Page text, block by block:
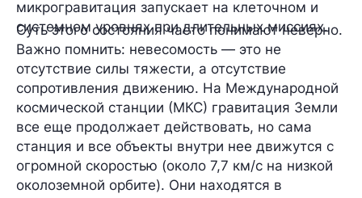
микрогравитация запускает на клеточном и
системном уровнях при длительных миссиях.
Суть этого состояния часто понимают неверно.
Важно помнить: невесомость — это не
отсутствие силы тяжести, а отсутствие
сопротивления движению. На Международной
космической станции (МКС) гравитация Земли
все еще продолжает действовать, но сама
станция и все объекты внутри нее движутся с
огромной скоростью (около 7,7 км/с на низкой
околоземной орбите). Они находятся в